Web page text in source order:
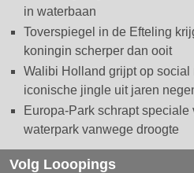
in waterbaan
Toverspiegel in de Efteling
koningin scherper dan ooit
Walibi Holland grijpt op social
iconische jingle uit jaren
Europa-Park schrapt speciale
waterpark vanwege droogte
Volg Looopings